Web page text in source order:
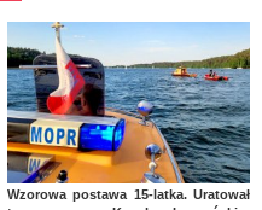
Wzorowa postawa 15-latka. Uratował